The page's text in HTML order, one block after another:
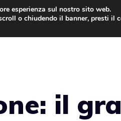
il
esperienza sul nostro sito web.
o chiudendo il banner, presti